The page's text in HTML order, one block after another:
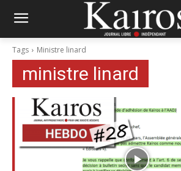
Tags Ministre linard
ministre linard